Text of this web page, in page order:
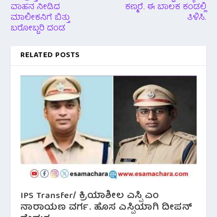
ವಾಹನ ನೀಡಿದ
ಮಾಲೀಕನಿಗೆ ಬಿತ್ತು
ಬರೋಬ್ಬರಿ ದಂಡ
ಕಣ್ಮರೆ. ಈ ಬಾಲಕ ಕಂಡಲ್ಲಿ
ತಿಳಿಸಿ.
RELATED POSTS
IPS Transfer/ ಕ್ರಿಯಾಶೀಲ ಎಸ್ಪಿ ಎಂ
ನಾರಾಯಣ ವರ್ಗ. ಹೊಸ ಎಸ್ಪಿಯಾಗಿ ದೀಪನ್